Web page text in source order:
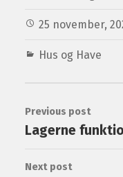
25 november,
Hus og Have
Previous post
Lagerne
Next post